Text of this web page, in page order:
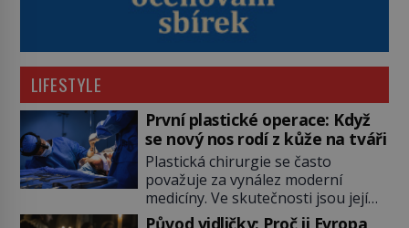
LIFESTYLE
První plastické operace: Když
se nový nos rodí z kůže na tváři
Plastická chirurgie se často
považuje za vynález moderní
medicíny. Ve skutečnosti jsou její
kořeny staré více než dva a půl
Původ vidličky: Proč ji Evropa